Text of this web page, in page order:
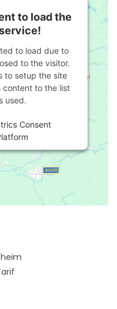
to load the
to load due to
to the visitor.
to setup the site
content to the list
used.
Consent